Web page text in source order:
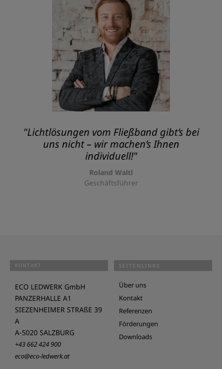
"Lichtlösungen vom Fließband gibt’s bei
uns nicht – wir machen’s Ihnen
individuell!"
Roland Waltl
Geschäftsführer
KONTAKT
ECO LEDWERK GmbH
PANZERHALLE A1
SIEZENHEIMER STRAßE 39
A
A-5020 SALZBURG
+43 662 424 900
eco@eco-ledwerk.at
SEITENLINKS
Über uns
Kontakt
Referenzen
Förderungen
Downloads